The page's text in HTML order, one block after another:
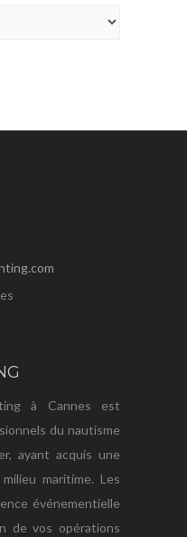
à Cannes est
du nautisme
ayant acquis une
maritime. Les
événementielle
de vos opérations